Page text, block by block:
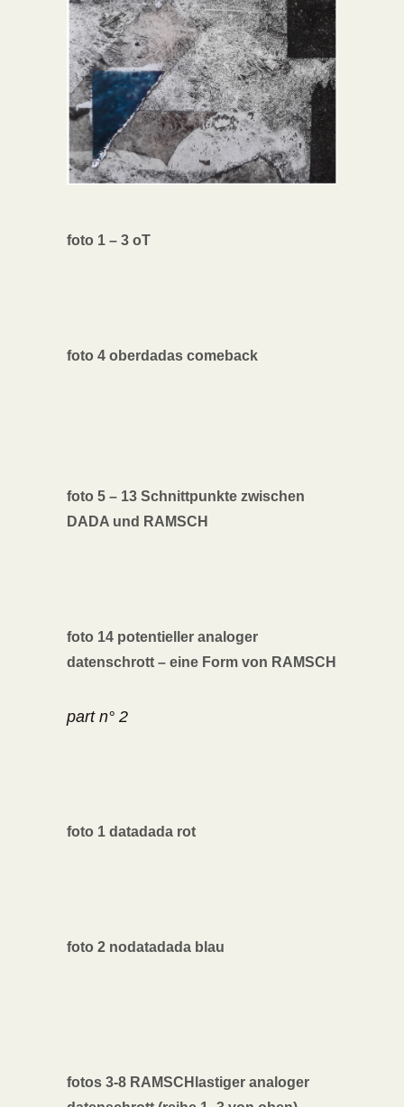
foto 1 – 3 oT
foto 4 oberdadas comeback
foto 5 – 13 Schnittpunkte zwischen
DADA und RAMSCH
foto 14 potentieller analoger
datenschrott – eine Form von RAMSCH
part n° 2
foto 1 datadada rot
foto 2 nodatadada blau
fotos 3-8 RAMSCHlastiger analoger